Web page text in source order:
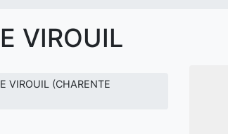
VIROUIL
VIROUIL (CHARENTE